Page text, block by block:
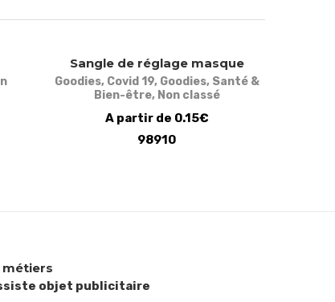
Sangle de réglage masque
Goodies, Covid 19, Goodies, Santé &
Bien-être, Non classé
A partir de 0.15€
98910
métiers
objet publicitaire